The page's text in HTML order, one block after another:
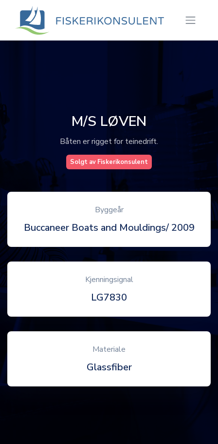
M/S LØVEN
Båten er rigget for teinedrift.
Solgt av Fiskerikonsulent
Byggeår
Buccaneer Boats and Mouldings/ 2009
Kjenningsignal
LG7830
Materiale
Glassfiber